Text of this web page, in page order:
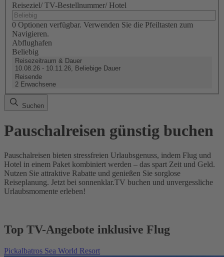
Reiseziel/ TV-Bestellnummer/ Hotel
0 Optionen verfügbar. Verwenden Sie die Pfeiltasten zum
Navigieren.
Abflughafen
Beliebig
Reisezeitraum & Dauer
10.08.26 - 10.11.26, Beliebige Dauer
Reisende
2 Erwachsene
Suchen
Pauschalreisen günstig buchen
Pauschalreisen bieten stressfreien Urlaubsgenuss, indem Flug und
Hotel in einem Paket kombiniert werden – das spart Zeit und Geld.
Nutzen Sie attraktive Rabatte und genießen Sie sorglose
Reiseplanung. Jetzt bei sonnenklar.TV buchen und unvergessliche
Urlaubsmomente erleben!
Top TV-Angebote inklusive Flug
Pickalbatros Sea World Resort